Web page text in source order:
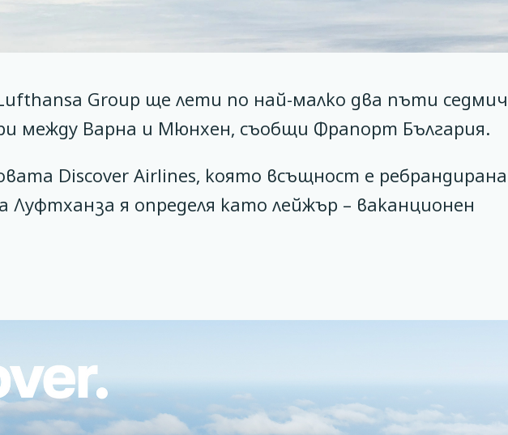
Group ще лети по най-малко два пъти
между Варна и Мюнхен, съобщи Фрапорт България.
Discover Airlines, която всъщност е
Луфтханза я определя като лейжър – ваканционен